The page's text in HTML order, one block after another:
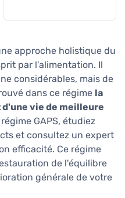
approche holistique du
par l'alimentation. Il
considérables, mais de
dans ce régime la
vie de meilleure
GAPS, étudiez
et consultez un expert
efficacité. Ce régime
de l'équilibre
générale de votre